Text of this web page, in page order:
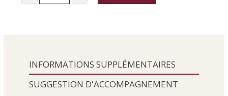
INFORMATIONS SUPPLÉMENTAIRES
SUGGESTION D'ACCOMPAGNEMENT